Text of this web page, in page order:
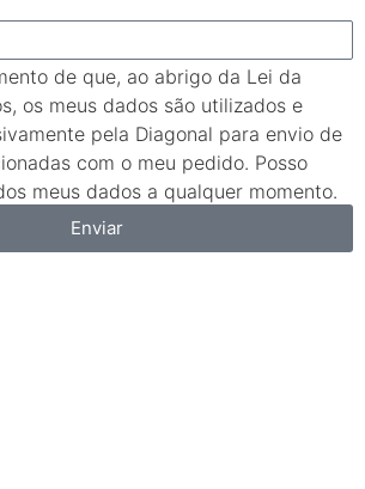
de que, ao abrigo da Lei da
os meus dados são utilizados e
pela Diagonal para envio de
com o meu pedido. Posso
meus dados a qualquer momento.
Enviar